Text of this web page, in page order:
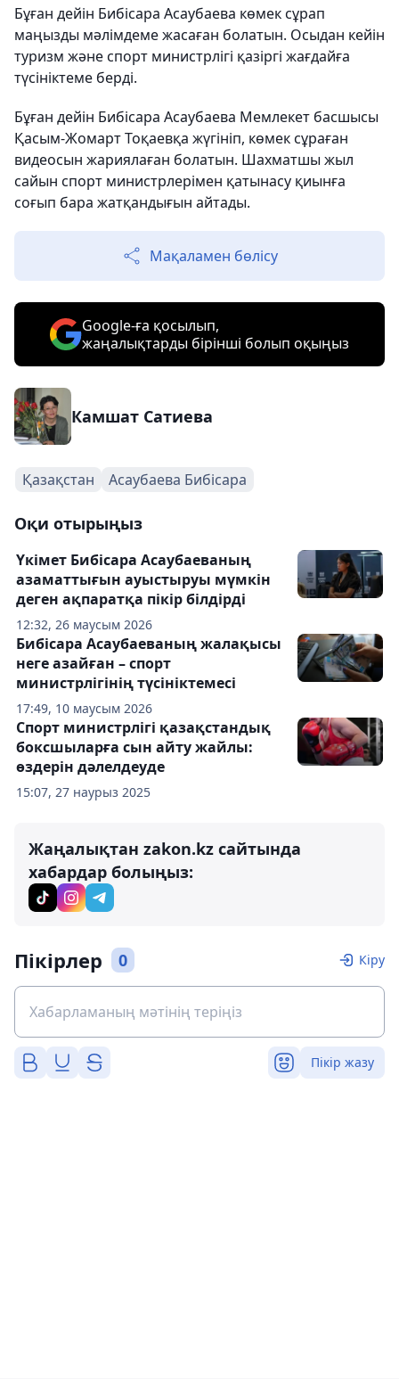
Бұған дейін Бибісара Асаубаева көмек сұрап
маңызды мәлімдеме жасаған болатын. Осыдан кейін
туризм және спорт министрлігі қазіргі жағдайға
түсініктеме берді.
Бұған дейін Бибісара Асаубаева Мемлекет басшысы
Қасым-Жомарт Тоқаевқа жүгініп, көмек сұраған
видеосын жариялаған болатын. Шахматшы жыл
сайын спорт министрлерімен қатынасу қиынға
соғып бара жатқандығын айтады.
Мақаламен бөлісу
Google-ға қосылып,
жаңалықтарды бірінші болып оқыңыз
Камшат Сатиева
Қазақстан Асаубаева Бибісара
Оқи отырыңыз
12:32, 26 маусым 2026
Үкімет Бибісара Асаубаеваның
азаматтығын ауыстыруы мүмкін
деген ақпаратқа пікір білдірді
17:49, 10 маусым 2026
Бибісара Асаубаеваның жалақысы
неге азайған – спорт
министрлігінің түсініктемесі
15:07, 27 наурыз 2025
Спорт министрлігі қазақстандық
боксшыларға сын айту жайлы:
өздерін дәлелдеуде
Жаңалықтан zakon.kz сайтында
хабардар болыңыз:
Пікірлер 0 Кіру
Пікір жазу